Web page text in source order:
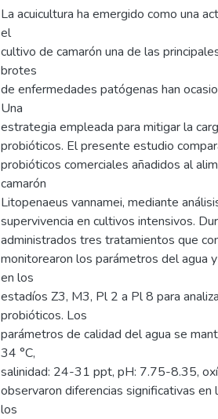
La acuicultura ha emergido como una
el
cultivo de camarón una de las
brotes
de enfermedades patógenas han
Una
estrategia empleada para mitigar la
probióticos. El presente estudio
probióticos comerciales añadidos al
camarón
Litopenaeus vannamei, mediante
supervivencia en cultivos intensivos.
administrados tres tratamientos que
monitorearon los parámetros del agua
en los
estadíos Z3, M3, Pl 2 a Pl 8 para
probióticos. Los
parámetros de calidad del agua se
34 °C,
salinidad: 24-31 ppt, pH: 7.75-8.35,
observaron diferencias significativas
los